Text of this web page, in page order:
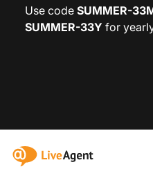
Use code SUMMER-
SUMMER-33Y for
:site.title